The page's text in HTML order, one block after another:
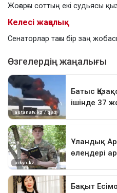
Жоғарғы соттың екі судьясы
Келесі жаңалық
Сенаторлар тағы бір заң